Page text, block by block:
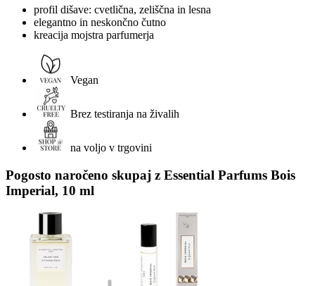
profil dišave: cvetlična, zeliščna in lesna
elegantno in neskončno čutno
kreacija mojstra parfumerja
Vegan
Brez testiranja na živalih
na voljo v trgovini
Pogosto naročeno skupaj z Essential Parfums Bois
Imperial, 10 ml